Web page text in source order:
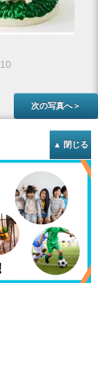
10
次の写真へ＞